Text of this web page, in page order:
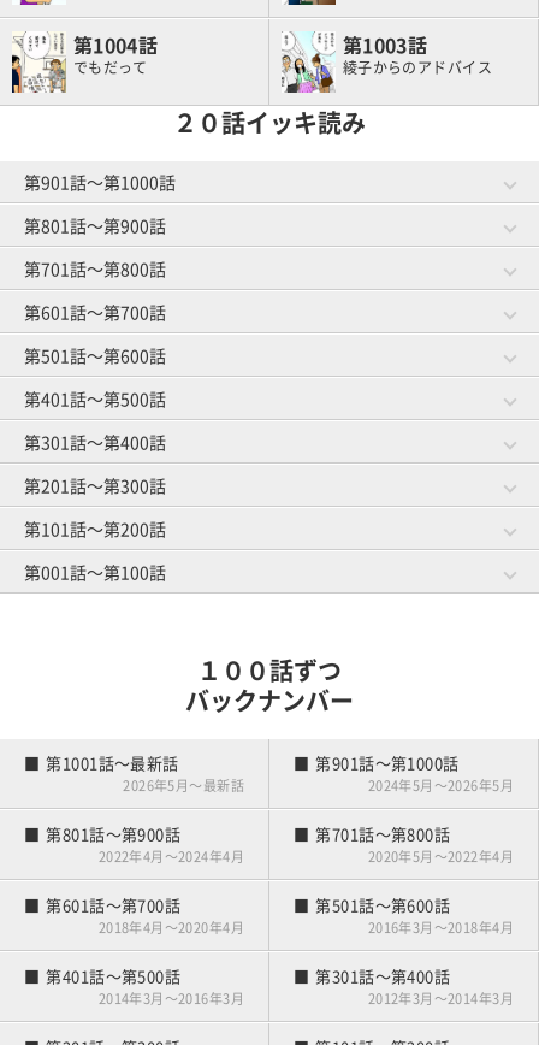
1004
でもだって
1003
綾子からのアドバイス
２０話イッキ読み
第901話～第1000話
第981話～第1000話
作戦成功？ 将来の予防
第941話～第960話
グループレッスン
第901話～第920話
体のことを考える
第801話～第900話
第881話～第900話
ゴルファーと焼肉 お菓子事情
第841話～第860話
教えられ魔
第801話～第820話
隣の芝は高級芝
第701話～第800話
第781話～第800話
ゴルフ友達とランチ スイングと服選び
第741話～第760話
練習にもマナー
第701話～第720話
初めての手引きゴルフ
第601話～第700話
第681話～第700話
ゴルファーのうたた寝 練習場の事情
第641話～第660話
スマートカジュアル
第601話～第620話
オヤジとショウタイム
第501話～第600話
第581話～第600話
打ち下ろしの距離計算 上がり３ホール
第541話～第560話
差し入れの行方
第501話～第520話
キャディマスター
第401話～第500話
第481話～第500話
トイレピンチ キャディさんの裏話
第441話～第460話
元旦ゴルフ
第401話～第420話
第301話～第400話
第381話～第400話
前日の調整 ゴルフ場の生き物
第341話～第360話
若さにジェラシー
第201話～第300話
第281話～第300話
初めてのマッチプレー ゴルフ場の怪談
第101話～第200話
第181話～第200話
憧れの歩きラウンド クローズ明け
アーリーバード
第001話～第100話
第021話～第040話
競技デビュー
第001話～第020話
ゴルフはじめました
１００話ずつ
バックナンバー
第1001話～最新話
2026年5月～最新話
第901話～第1000話
2024年5月～2026年5月
第801話～第900話
2022年4月～2024年4月
第701話～第800話
2020年5月～2022年4月
第601話～第700話
2018年4月～2020年4月
第501話～第600話
2016年3月～2018年4月
第401話～第500話
2014年3月～2016年3月
第301話～第400話
2012年3月～2014年3月